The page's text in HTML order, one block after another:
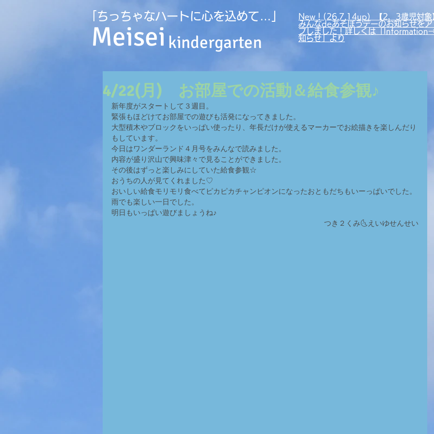
｢ちっちゃなハートに心を込めて…」
Meisei kindergarten
New！(26.7.14up）【2，3歳児対象
みんなdeあそぼうデーのお知らせをア
プしました！詳しくは「
知らせ」より
4/22(月) お部屋での活動＆給食参観♪
新年度がスタートして３週目。
緊張もほどけてお部屋での遊びも活発になってきました。
大型積木やブロックをいっぱい使ったり、年長だけが使えるマーカーでお絵描きを楽しんだり
もしています。
今日はワンダーランド４月号をみんなで読みました。
内容が盛り沢山で興味津々で見ることができました。
その後はずっと楽しみにしていた給食参観☆
おうちの人が見てくれました♡
おいしい給食モリモリ食べてピカピカチャンピオンになったおともだちもいーっぱいでした。
雨でも楽しい一日でした。
明日もいっぱい遊びましょうね♪
つき２くみ🌜えいゆせんせい